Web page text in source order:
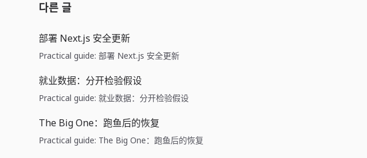
다른 글
部署 Next.js 安全更新
Practical guide: 部署 Next.js 安全更新
就业数据：分开检验假设
Practical guide: 就业数据：分开检验假设
The Big One：跑鱼后的恢复
Practical guide: The Big One：跑鱼后的恢复